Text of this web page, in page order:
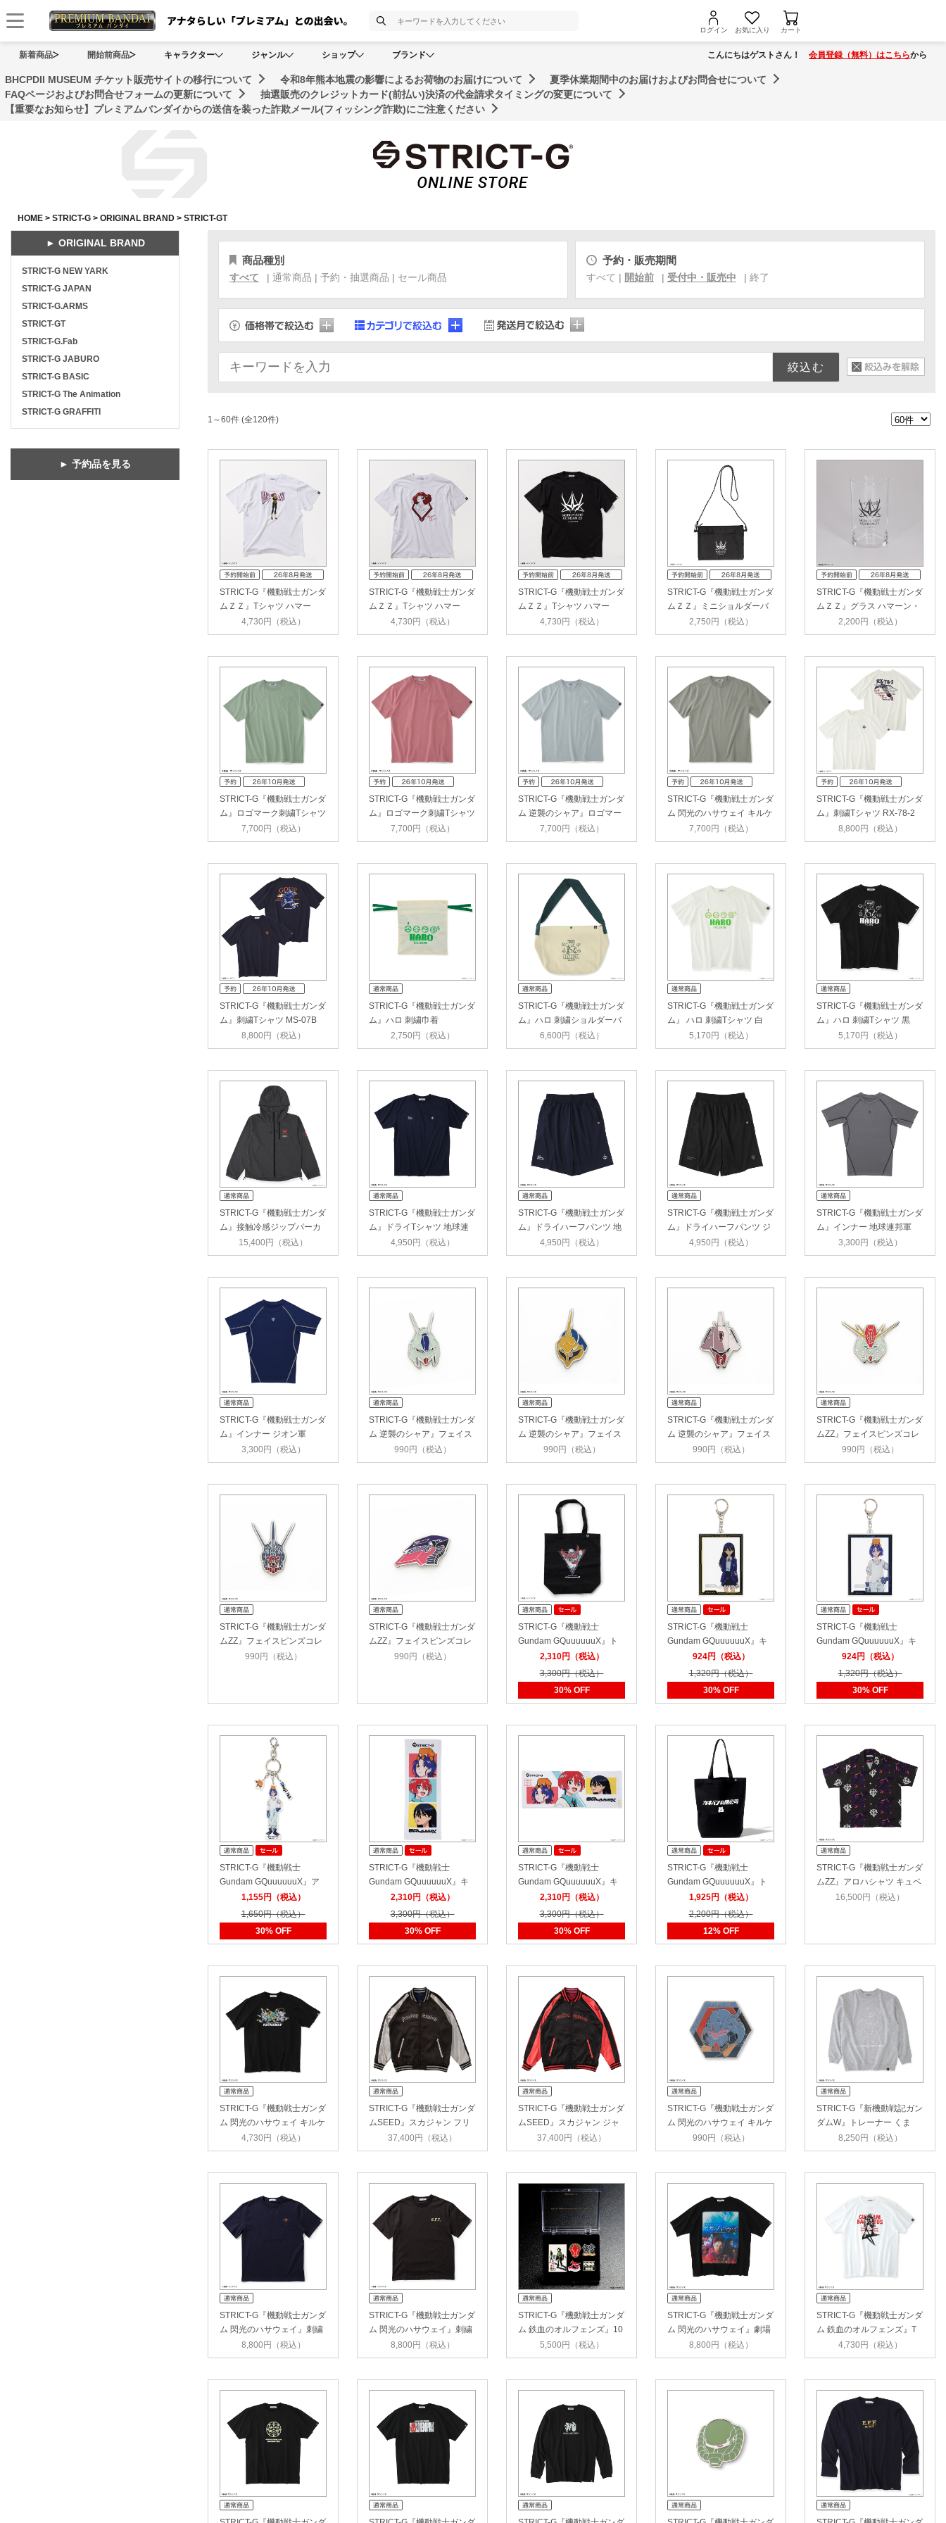
ログイン お気に入り カート
メニュー
新着商品 開始前商品 キャラクター ジャンル ショップ ブランド こんにちはゲストさん！ 会員登録（無料）はこちらから
BHCPDII MUSEUM チケット販売サイトの移行について 令和8年熊本地震の影響によるお荷物のお届けについて
夏季休業期間中のお届けおよびお問合せについて
FAQページおよびお問合せフォームの更新について
抽選販売のクレジットカード(前払い)決済の代金請求タイミングの変更について
【重要なお知らせ】プレミアムバンダイからの送信を装った詐欺メール(フィッシング詐欺)にご注意ください
HOME > STRICT-G > ORIGINAL BRAND > STRICT-GT
商品種別
すべて | 通常商品 | 予約・抽選商品 | セール商品
予約・販売期間
すべて | 開始前 | 受付中・販売中 |終了
1～60件 (全120件)
STRICT-G『機動戦士ガンダ
ムＺＺ』Tシャツ ハマー
ン・カ…4,730円（税込）
STRICT-G『機動戦士ガンダ
ムＺＺ』Tシャツ ハマー
ン・カ…4,730円（税込）
STRICT-G『機動戦士ガンダ
ムＺＺ』Tシャツ ハマー
ン・カ…4,730円（税込）
STRICT-G『機動戦士ガンダ
ムＺＺ』ミニショルダーバ
ッグ …2,750円（税込）
STRICT-G『機動戦士ガンダ
ムＺＺ』グラス ハマーン・
カー…2,200円（税込）
STRICT-G『機動戦士ガンダ
ム』ロゴマーク刺繍Tシャツ
7,700円（税込）
STRICT-G『機動戦士ガンダ
ム』ロゴマーク刺繍Tシャツ
7,700円（税込）
STRICT-G『機動戦士ガンダ
ム 逆襲のシャア』ロゴマー
ク刺…7,700円（税込）
STRICT-G『機動戦士ガンダ
ム 閃光のハサウェイ キルケ
7,700円（税込）
STRICT-G『機動戦士ガンダ
ム』刺繍Tシャツ RX-78-2
GUNDA…8,800円（税込）
STRICT-G『機動戦士ガンダ
ム』刺繍Tシャツ MS-07B
GOUF【…8,800円（税込）
STRICT-G『機動戦士ガンダ
ム』ハロ 刺繍巾着
2,750円（税込）
STRICT-G『機動戦士ガンダ
ム』ハロ 刺繍ショルダーバ
6,600円（税込）
STRICT-G『機動戦士ガンダ
ム』 ハロ 刺繍Tシャツ 白
5,170円（税込）
STRICT-G『機動戦士ガンダ
ム』ハロ 刺繍Tシャツ 黒
5,170円（税込）
STRICT-G『機動戦士ガンダ
ム』接触冷感ジップパーカ
ー RE…15,400円（税込）
STRICT-G『機動戦士ガンダ
ム』ドライTシャツ 地球連
4,950円（税込）
STRICT-G『機動戦士ガンダ
ム』ドライハーフパンツ 地
球連…4,950円（税込）
STRICT-G『機動戦士ガンダ
ム』ドライハーフパンツ ジ
オン軍4,950円（税込）
STRICT-G『機動戦士ガンダ
ム』インナー 地球連邦軍
3,300円（税込）
STRICT-G『機動戦士ガンダ
ム』インナー ジオン軍
3,300円（税込）
STRICT-G『機動戦士ガンダ
ム 逆襲のシャア』フェイス
990円（税込）
STRICT-G『機動戦士ガンダ
ム 逆襲のシャア』フェイス
990円（税込）
STRICT-G『機動戦士ガンダ
ム 逆襲のシャア』フェイス
990円（税込）
STRICT-G『機動戦士ガンダ
ムZZ』フェイスピンズコレ
990円（税込）
STRICT-G『機動戦士ガンダ
ムZZ』フェイスピンズコレ
990円（税込）
STRICT-G『機動戦士ガンダ
ムZZ』フェイスピンズコレ
990円（税込）
STRICT-G『機動戦士
Gundam GQuuuuuuX』ト
ートバッグ ジー…
2,310円（税込）
3,300円（税込）
30% OFF
STRICT-G『機動戦士
Gundam GQuuuuuuX』キ
ャラクターフレ…
924円（税込）
1,320円（税込）
30% OFF
STRICT-G『機動戦士
Gundam GQuuuuuuX』キ
ャラクターフレ…
924円（税込）
1,320円（税込）
30% OFF
STRICT-G『機動戦士
Gundam GQuuuuuuX』ア
クリルキーホル…
1,155円（税込）
1,650円（税込）
30% OFF
STRICT-G『機動戦士
Gundam GQuuuuuuX』キ
ャラクタータオ…
2,310円（税込）
3,300円（税込）
30% OFF
STRICT-G『機動戦士
Gundam GQuuuuuuX』キ
ャラクタータオ…
2,310円（税込）
3,300円（税込）
30% OFF
STRICT-G『機動戦士
Gundam GQuuuuuuX』ト
ートバッグ カネ…
1,925円（税込）
2,200円（税込）
12% OFF
STRICT-G『機動戦士ガンダ
ムZZ』アロハシャツ キュベ
レイ…16,500円（税込）
STRICT-G『機動戦士ガンダ
ム 閃光のハサウェイ キルケ
4,730円（税込）
STRICT-G『機動戦士ガンダ
ムSEED』スカジャン フリ
ーダム…37,400円（税込）
STRICT-G『機動戦士ガンダ
ムSEED』スカジャン ジャ
スティ…37,400円（税込）
STRICT-G『機動戦士ガンダ
ム 閃光のハサウェイ キルケ
990円（税込）
STRICT-G『新機動戦記ガン
ダムW』トレーナー くま
8,250円（税込）
STRICT-G『機動戦士ガンダ
ム 閃光のハサウェイ』刺繍
8,800円（税込）
STRICT-G『機動戦士ガンダ
ム 閃光のハサウェイ』刺繍
8,800円（税込）
STRICT-G『機動戦士ガンダ
ム 鉄血のオルフェンズ』10
周年…5,500円（税込）
STRICT-G『機動戦士ガンダ
ム 閃光のハサウェイ』劇場
KV T…8,800円（税込）
STRICT-G『機動戦士ガンダ
ム 鉄血のオルフェンズ』T
シャ…4,730円（税込）
► ORIGINAL BRAND
STRICT-G NEW YARK
STRICT-G JAPAN
STRICT-G.ARMS
STRICT-GT
STRICT-G.Fab
STRICT-G JABURO
STRICT-G BASIC
STRICT-G The Animation
STRICT-G GRAFFITI
► 予約品を見る